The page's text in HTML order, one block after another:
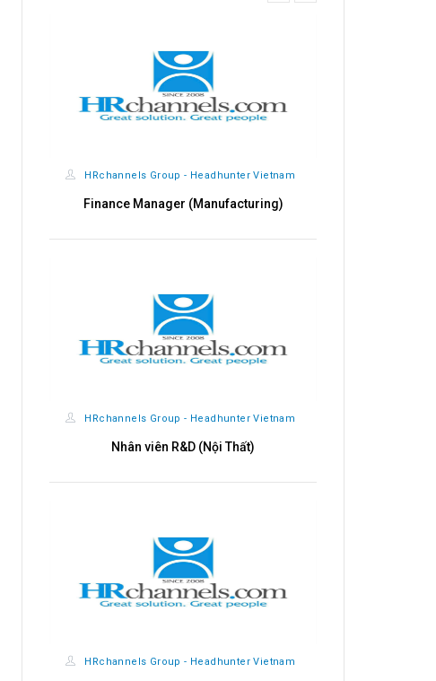
HRchannels Group - Headhunter Vietnam
Finance Manager (Manufacturing)
HRchannels Group - Headhunter Vietnam
Nhân viên R&D (Nội Thất)
HRchannels Group - Headhunter Vietnam